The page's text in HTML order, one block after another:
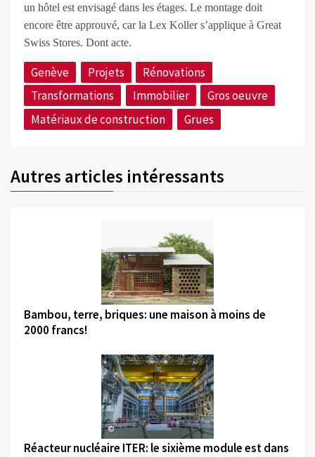
un hôtel est envisagé dans les étages. Le montage doit
encore être approuvé, car la Lex Koller s’applique à Great
Swiss Stores. Dont acte.
Genève Projets
Rénovations
Transformations
Immobilier
Gros oeuvre
Matériaux de construction
Grues
Autres articles intéressants
©
Bambou, terre, briques: une maison à moins de
2000 francs!
©
Réacteur nucléaire ITER: le sixième module est dans